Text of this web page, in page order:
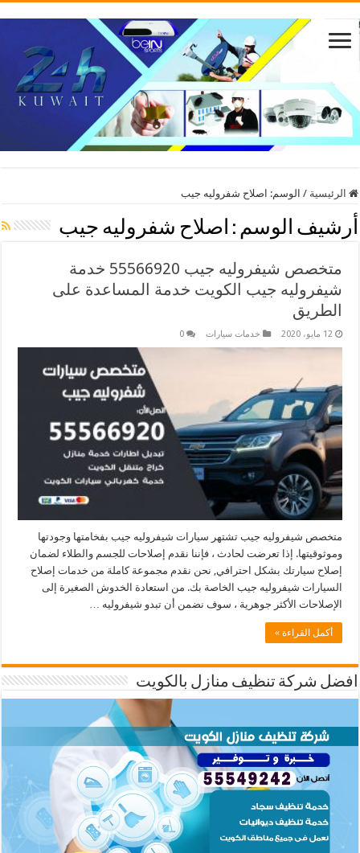
الرئيسية / الوسم: اصلاح شفروليه جيب
أرشيف الوسم : اصلاح شفروليه جيب
متخصص شيفروليه جيب 55566920 خدمة
شيفروليه جيب الكويت خدمة المساعدة على
الطريق
12 مايو، 2020 خدمات سيارات 0
متخصص شيفروليه جيب تشتهر سيارات شيفروليه جيب بفخامتها وجودتها
وموثوقيتها. إذا تعرضت لحادث ، فإننا نقدم إصلاحات للجسم والطلاء لضمان
إصلاح سيارتك بشكل احترافي, نحن نقدم مجموعة كاملة من خدمات إصلاح
السيارات شيفروليه جيب الخاصة بك. من استعادة الخدوش الصغيرة إلى
الإصلاحات الأكثر جوهرية ، سوف نضمن أن تبدو شيفروليه …
أكمل القراءة »
افضل شركة تنظيف منازل بالكويت